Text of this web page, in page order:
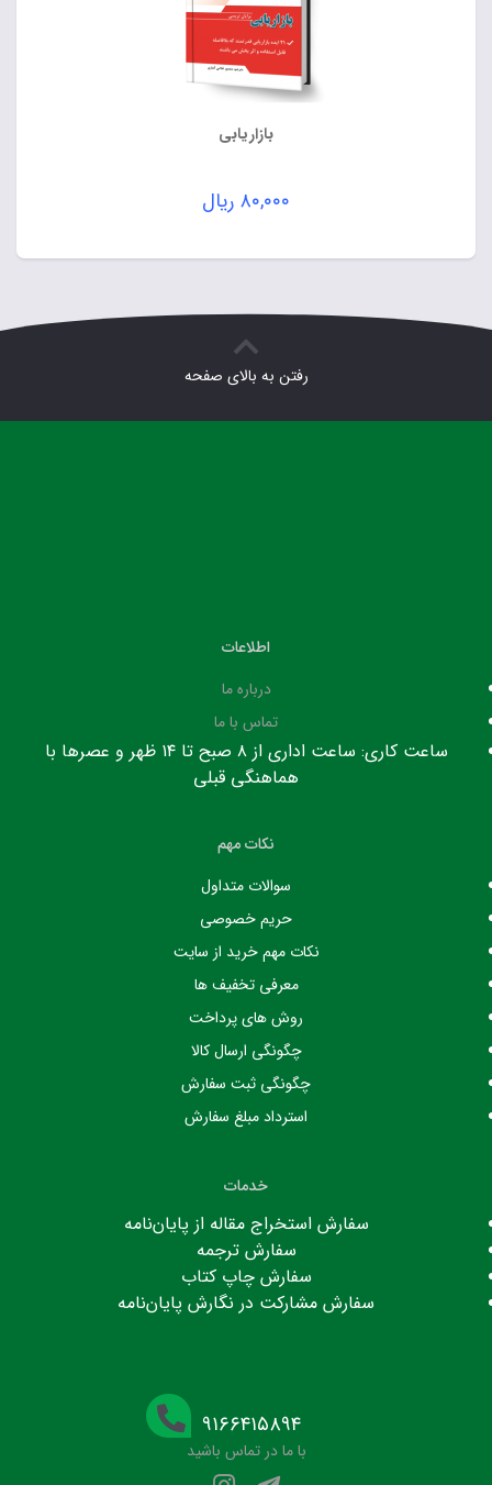
بازاریابی
۸۰,۰۰۰ ریال
رفتن به بالای صفحه
اطلاعات
درباره ما
تماس با ما
ساعت کاری: ساعت اداری از ۸ صبح تا ۱۴ ظهر و عصرها با
هماهنگی قبلی
نکات مهم
سوالات متداول
حریم خصوصی
نکات مهم خرید از سایت
معرفی تخفیف ها
روش های پرداخت
چگونگی ارسال کالا
چگونگی ثبت سفارش
استرداد مبلغ سفارش
خدمات
سفارش استخراج مقاله از پایان‌نامه
سفارش ترجمه
سفارش چاپ کتاب
سفارش مشارکت در نگارش پایان‌نامه
۹۱۶۶۴۱۵۸۹۴
با ما در تماس باشید